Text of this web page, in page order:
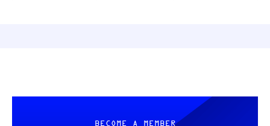
BECOME A MEMBER